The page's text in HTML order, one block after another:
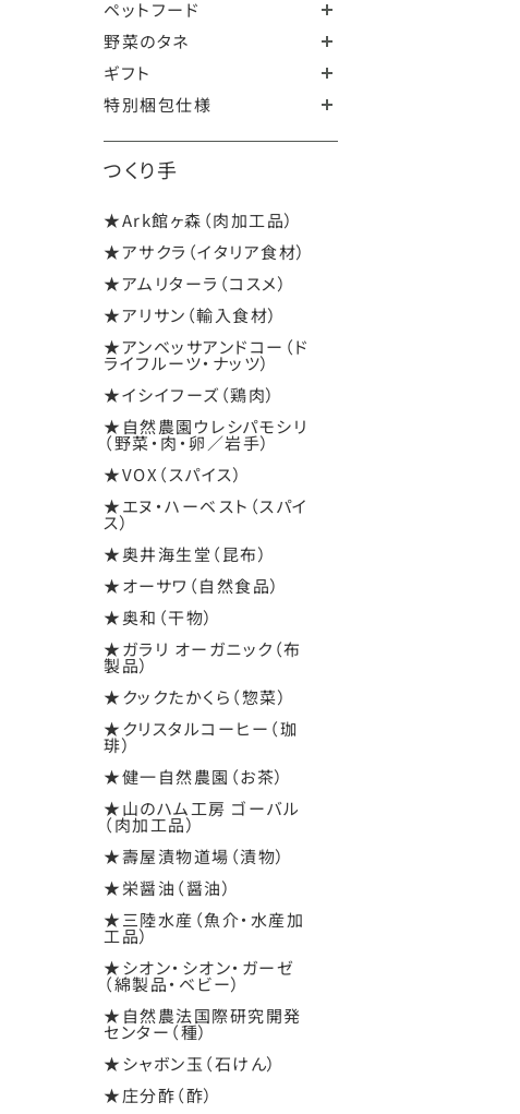
ペットフード
野菜のタネ
ギフト
特別梱包仕様
つくり手
★Ark館ヶ森（肉加工品）
★アサクラ（イタリア食材）
★アムリターラ（コスメ）
★アリサン（輸入食材）
★アンベッサアンドコー（ド
ライフルーツ・ナッツ）
★イシイフーズ（鶏肉）
★自然農園ウレシパモシリ
（野菜・肉・卵／岩手）
★VOX（スパイス）
★エヌ・ハーベスト（スパイ
ス）
★奥井海生堂（昆布）
★オーサワ（自然食品）
★奥和（干物）
★ガラリ オーガニック（布
製品）
★クックたかくら（惣菜）
★クリスタルコーヒー（珈
琲）
★健一自然農園（お茶）
★山のハム工房 ゴーバル
（肉加工品）
★壽屋漬物道場（漬物）
★栄醤油（醤油）
★三陸水産（魚介・水産加
工品）
★シオン・シオン・ガーゼ
（綿製品・ベビー）
★自然農法国際研究開発
センター（種）
★シャボン玉（石けん）
★庄分酢（酢）